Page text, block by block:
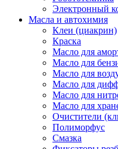
Электронный
Масла и автохимия
Клеи (циакрин)
Краска
Масло для
Масло для
Масло для
Масло для
Масло для
Масло для
Очистители
Полиморфус
Смазка